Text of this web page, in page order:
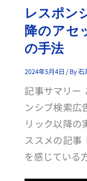
レスポン
降のアセ
の手法
2024年5月4日 / By石
記事サマリー
ンシブ検索広
リック以降の
ススメの記事
を感じている
の
ア
セ
ッ
ト
実
を
視
化
す
る
3
つ
の
手
法